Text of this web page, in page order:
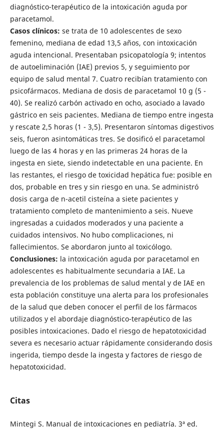
diagnóstico-terapéutico de la intoxicación aguda por
paracetamol.
Casos clínicos: se trata de 10 adolescentes de sexo
femenino, mediana de edad 13,5 años, con intoxicación
aguda intencional. Presentaban psicopatología 9; intentos
de autoeliminación (IAE) previos 5, y seguimiento por
equipo de salud mental 7. Cuatro recibían tratamiento con
psicofármacos. Mediana de dosis de paracetamol 10 g (5 -
40). Se realizó carbón activado en ocho, asociado a lavado
gástrico en seis pacientes. Mediana de tiempo entre ingesta
y rescate 2,5 horas (1 - 3,5). Presentaron síntomas digestivos
seis, fueron asintomáticas tres. Se dosificó el paracetamol
luego de las 4 horas y en las primeras 24 horas de la
ingesta en siete, siendo indetectable en una paciente. En
las restantes, el riesgo de toxicidad hepática fue: posible en
dos, probable en tres y sin riesgo en una. Se administró
dosis carga de n-acetil cisteína a siete pacientes y
tratamiento completo de mantenimiento a seis. Nueve
ingresadas a cuidados moderados y una paciente a
cuidados intensivos. No hubo complicaciones, ni
fallecimientos. Se abordaron junto al toxicólogo.
Conclusiones: la intoxicación aguda por paracetamol en
adolescentes es habitualmente secundaria a IAE. La
prevalencia de los problemas de salud mental y de IAE en
esta población constituye una alerta para los profesionales
de la salud que deben conocer el perfil de los fármacos
utilizados y el abordaje diagnóstico-terapéutico de las
posibles intoxicaciones. Dado el riesgo de hepatotoxicidad
severa es necesario actuar rápidamente considerando dosis
ingerida, tiempo desde la ingesta y factores de riesgo de
hepatotoxicidad.
Citas
Mintegi S. Manual de intoxicaciones en pediatría. 3ª ed.